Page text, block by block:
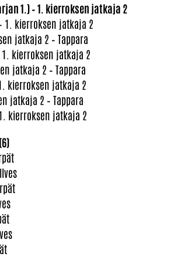
1.) – 1. kierroksen jatkaja 2
1. kierroksen jatkaja 2
jatkaja 2 – Tappara
1. kierroksen jatkaja 2
jatkaja 2 – Tappara
kierroksen jatkaja 2
jatkaja 2 – Tappara
kierroksen jatkaja 2